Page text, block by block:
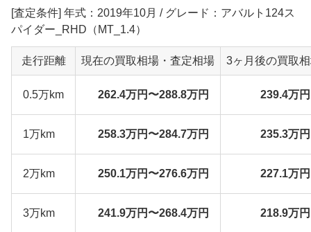
[査定条件] 年式：2019年10月 / グレード：アバルト124ス
パイダー_RHD（MT_1.4）
走行距離 現在の買取相場・査定相場 3ヶ月後の買取
0.5万km 262.4万円〜288.8万円 239.4万
1万km 258.3万円〜284.7万円 235.3万
2万km 250.1万円〜276.6万円 227.1万
3万km 241.9万円〜268.4万円 218.9万